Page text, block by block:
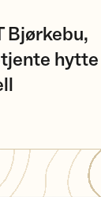
Bjørkebu,